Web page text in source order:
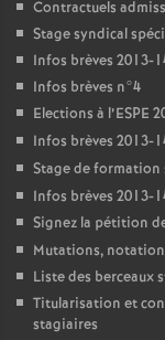
Contractuels
Stage syndical
Infos brèves 2013-
Infos brèves n°4
Elections à l’ESPE
Infos brèves 2013-
Stage de formation
Infos brèves 2013-
Signez la pétition
Mutations,
Liste des berceaux
Titularisation et
stagiaires